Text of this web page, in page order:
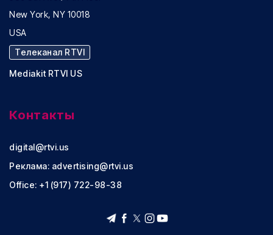
New York, NY 10018
USA
Телеканал RTVI
Mediakit RTVI US
Контакты
digital@rtvi.us
Реклама: advertising@rtvi.us
Office: +1 (917) 722-98-38